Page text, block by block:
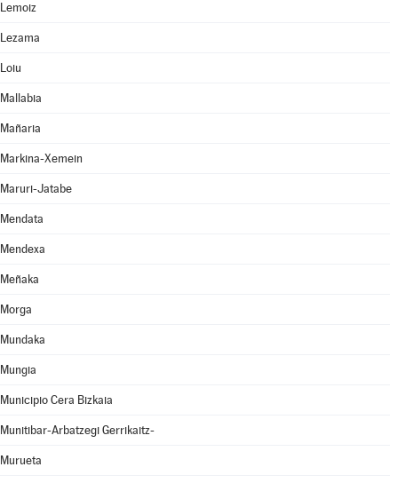
Lemoiz
Lezama
Loiu
Mallabia
Mañaria
Markina-Xemein
Maruri-Jatabe
Mendata
Mendexa
Meñaka
Morga
Mundaka
Mungia
Municipio Cera Bizkaia
Munitibar-Arbatzegi Gerrikaitz-
Murueta